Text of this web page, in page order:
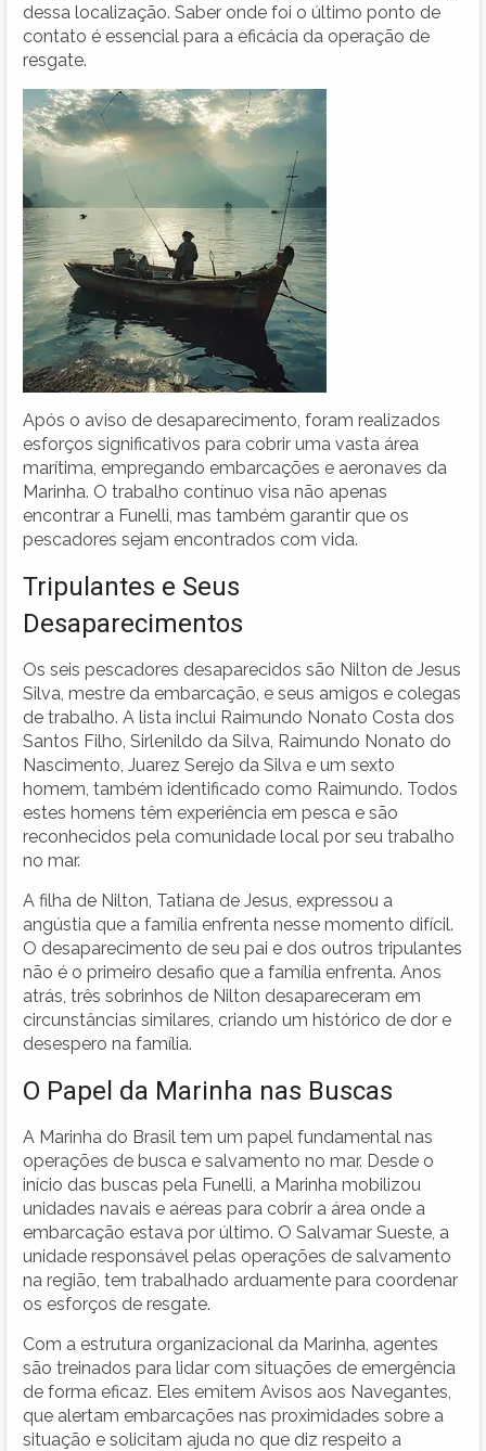
dessa localização. Saber onde foi o último ponto de
contato é essencial para a eficácia da operação de
resgate.
Após o aviso de desaparecimento, foram realizados
esforços significativos para cobrir uma vasta área
marítima, empregando embarcações e aeronaves da
Marinha. O trabalho contínuo visa não apenas
encontrar a Funelli, mas também garantir que os
pescadores sejam encontrados com vida.
Tripulantes e Seus
Desaparecimentos
Os seis pescadores desaparecidos são Nilton de Jesus
Silva, mestre da embarcação, e seus amigos e colegas
de trabalho. A lista inclui Raimundo Nonato Costa dos
Santos Filho, Sirlenildo da Silva, Raimundo Nonato do
Nascimento, Juarez Serejo da Silva e um sexto
homem, também identificado como Raimundo. Todos
estes homens têm experiência em pesca e são
reconhecidos pela comunidade local por seu trabalho
no mar.
A filha de Nilton, Tatiana de Jesus, expressou a
angústia que a família enfrenta nesse momento difícil.
O desaparecimento de seu pai e dos outros tripulantes
não é o primeiro desafio que a família enfrenta. Anos
atrás, três sobrinhos de Nilton desapareceram em
circunstâncias similares, criando um histórico de dor e
desespero na família.
O Papel da Marinha nas Buscas
A Marinha do Brasil tem um papel fundamental nas
operações de busca e salvamento no mar. Desde o
início das buscas pela Funelli, a Marinha mobilizou
unidades navais e aéreas para cobrir a área onde a
embarcação estava por último. O Salvamar Sueste, a
unidade responsável pelas operações de salvamento
na região, tem trabalhado arduamente para coordenar
os esforços de resgate.
Com a estrutura organizacional da Marinha, agentes
são treinados para lidar com situações de emergência
de forma eficaz. Eles emitem Avisos aos Navegantes,
que alertam embarcações nas proximidades sobre a
situação e solicitam ajuda no que diz respeito a